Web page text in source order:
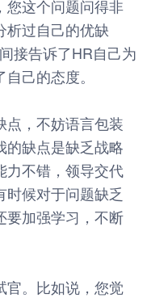
您这个问题问得非
析过自己的优缺
接告诉了HR自己为
己的态度。
，不妨语言包装
的缺点是缺乏战略
力不错，领导交代
候对于问题缺乏
要加强学习，不断
。比如说，您觉